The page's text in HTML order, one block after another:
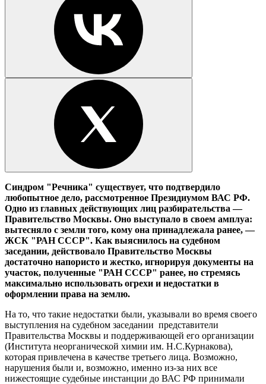
Синдром "Речника" существует, что подтвердило
любопытное дело, рассмотренное Президиумом ВАС РФ.
Одно из главных действующих лиц разбирательства —
Правительство Москвы. Оно выступало в своем амплуа:
вытесняло с земли того, кому она принадлежала ранее, —
ЖСК "РАН СССР". Как выяснилось на судебном
заседании, действовало Правительство Москвы
достаточно напористо и жестко, игнорируя документы на
участок, полученные "РАН СССР" ранее, но стремясь
максимально использовать огрехи и недостатки в
оформлении права на землю.
На то, что такие недостатки были, указывали во время своего
выступления на судебном заседании представители
Правительства Москвы и поддерживающей его организации
(Института неорганической химии им. Н.С.Курнакова),
которая привлечена в качестве третьего лица. Возможно,
нарушения были и, возможно, именно из-за них все
нижестоящие судебные инстанции до ВАС РФ принимали